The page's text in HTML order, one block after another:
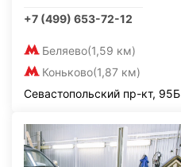
+7 (499) 653-72-12
Беляево(1,59 км)
Коньково(1,87 км)
Севастопольский пр-кт, 95Б